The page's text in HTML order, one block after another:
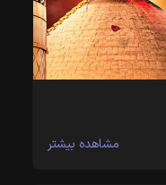
مشاهده بیشتر